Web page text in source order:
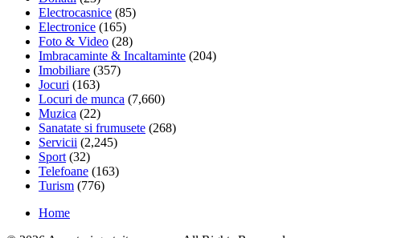
Electrocasnice (85)
Electronice (165)
Foto & Video (28)
Imbracaminte & Incaltaminte (204)
Imobiliare (357)
Jocuri (163)
Locuri de munca (7,660)
Muzica (22)
Sanatate si frumusete (268)
Servicii (2,245)
Sport (32)
Telefoane (163)
Turism (776)
Home